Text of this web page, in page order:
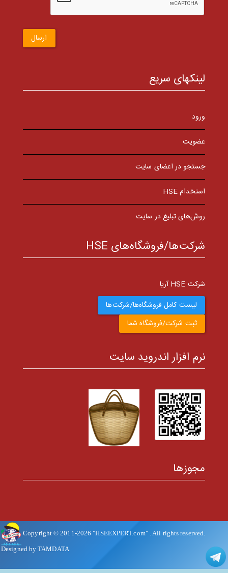
ارسال
لینکهای سریع
ورود
عضویت
جستجو در اعضای سایت
استخدام HSE
روش‌های تبلیغ در سایت
شرکت‌ها/فروشگاه‌های HSE
شرکت HSE آریا
لیست کامل فروشگاه‌ها/شرکت‌ها
ثبت شرکت/فروشگاه شما
نرم افزار اندروید سایت
مجوزها
Copyright © 2011-2026 "HSEEXPERT.com". All rights reserved.
Designed by TAMDATA